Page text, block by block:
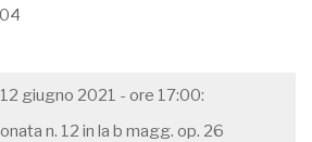
giugno 2021 - ore 17:00:
n. 12 in la b magg. op. 26